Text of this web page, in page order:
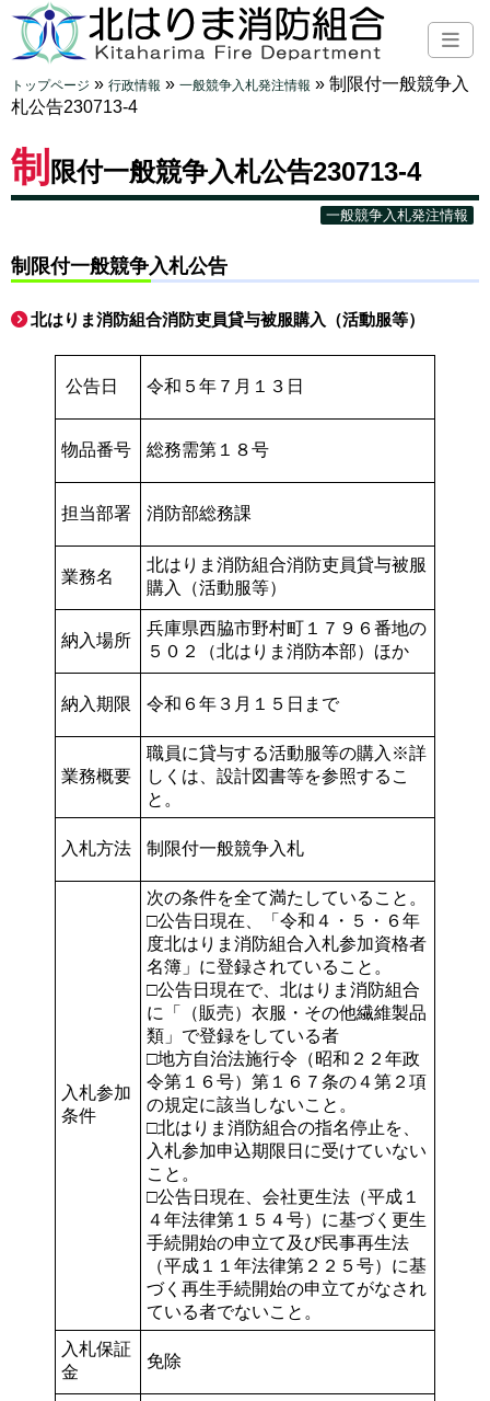
トップページ » 行政情報 » 一般競争入札発注情報 » 制限付一般競争入
札公告230713-4
制 限付一般競争入札公告230713-4
一般競争入札発注情報
制限付一般競争入札公告
北はりま消防組合消防吏員貸与被服購入（活動服等）
公告日 令和５年７月１３日
物品番号 総務需第１８号
担当部署 消防部総務課
業務名
北はりま消防組合消防吏員貸与被服
購入（活動服等）
納入場所
兵庫県西脇市野村町１７９６番地の
５０２（北はりま消防本部）ほか
納入期限 令和６年３月１５日まで
業務概要
職員に貸与する活動服等の購入※詳
しくは、設計図書等を参照するこ
と。
入札方法 制限付一般競争入札
入札参加
条件
次の条件を全て満たしていること。
□公告日現在、「令和４・５・６年
度北はりま消防組合入札参加資格者
名簿」に登録されていること。
□公告日現在で、北はりま消防組合
に「（販売）衣服・その他繊維製品
類」で登録をしている者
□地方自治法施行令（昭和２２年政
令第１６号）第１６７条の４第２項
の規定に該当しないこと。
□北はりま消防組合の指名停止を、
入札参加申込期限日に受けていない
こと。
□公告日現在、会社更生法（平成１
４年法律第１５４号）に基づく更生
手続開始の申立て及び民事再生法
（平成１１年法律第２２５号）に基
づく再生手続開始の申立てがなされ
ている者でないこと。
入札保証
金
免除